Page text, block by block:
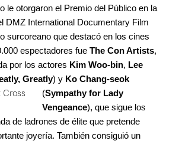
le otorgaron el Premio del Público en la
DMZ International Documentary Film
surcoreano que destacó en los cines
espectadores fue The Con Artists,
por los actores Kim Woo-bin, Lee
Greatly) y Ko Chang-seok
(Sympathy for Lady
Vengeance), que sigue los
de ladrones de élite que pretende
joyería. También consiguió un